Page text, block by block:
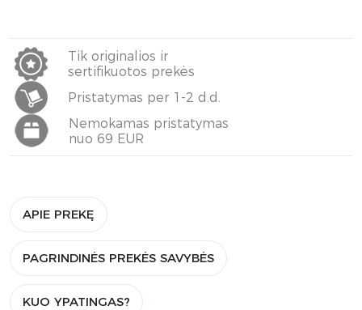
Tik originalios ir
sertifikuotos prekės
Pristatymas per 1-2 d.d.
Nemokamas pristatymas
nuo 69 EUR
APIE PREKĘ
PAGRINDINĖS PREKĖS SAVYBĖS
KUO YPATINGAS?